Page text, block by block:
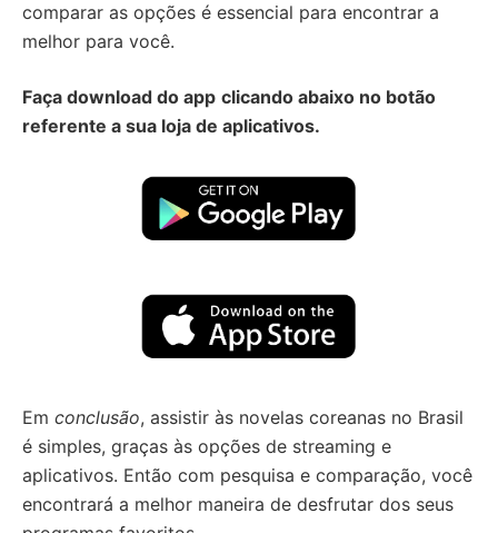
comparar as opções é essencial para encontrar a
melhor para você.
Faça download do app clicando abaixo no botão
referente a sua loja de aplicativos.
Em conclusão, assistir às novelas coreanas no Brasil
é simples, graças às opções de streaming e
aplicativos. Então com pesquisa e comparação, você
encontrará a melhor maneira de desfrutar dos seus